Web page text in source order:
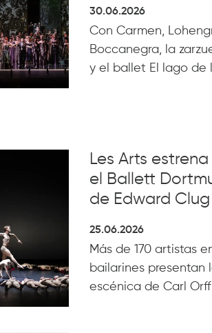
30.06.2026
Con Carmen,
Boccanegra, la
y el ballet El lago de
Les Arts
el Ballett
de Edward Clug
25.06.2026
Más de 170 artistas
bailarines presentan
escénica de Carl